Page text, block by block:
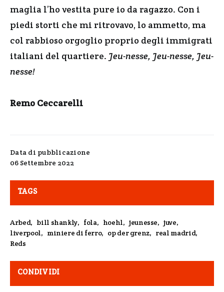
Data di pubblicazione
06 Settembre 2022
TAGS
Arbed, bill shankly, fola, hoehl, jeunesse, juve,
liverpool, miniere di ferro, op der grenz, real madrid,
Reds
CONDIVIDI
maglia l’ho vestita pure io da ragazzo. Con i
piedi storti che mi ritrovavo, lo ammetto, ma
col rabbioso orgoglio proprio degli immigrati
italiani del quartiere. Jeu-nesse, Jeu-nesse, Jeu-
nesse!
Remo Ceccarelli